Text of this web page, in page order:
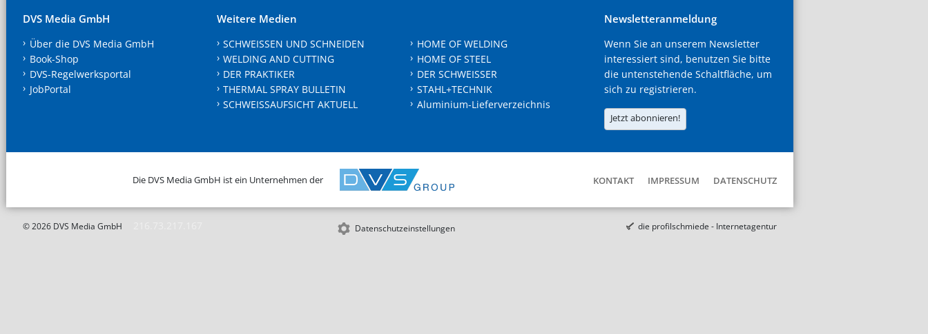
DVS Media GmbH
Über die DVS Media GmbH
Book-Shop
DVS-Regelwerksportal
JobPortal
Weitere Medien
SCHWEISSEN UND SCHNEIDEN
WELDING AND CUTTING
DER PRAKTIKER
THERMAL SPRAY BULLETIN
SCHWEISSAUFSICHT AKTUELL
HOME OF WELDING
HOME OF STEEL
DER SCHWEISSER
STAHL+TECHNIK
Aluminium-Lieferverzeichnis
Newsletteranmeldung
Wenn Sie an unserem Newsletter
interessiert sind, benutzen Sie bitte
die untenstehende Schaltfläche, um
sich zu registrieren.
Jetzt abonnieren!
Die DVS Media GmbH ist ein Unternehmen der KONTAKT IMPRESSUM DATENSCHUTZ
© 2026 DVS Media GmbH Datenschutzeinstellungen die profilschmiede - Internetagentur